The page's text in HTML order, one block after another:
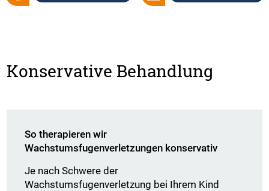
Konservative Behandlung
So therapieren wir
Wachstumsfugenverletzungen konservativ
Je nach Schwere der
Wachstumsfugenverletzung bei Ihrem Kind